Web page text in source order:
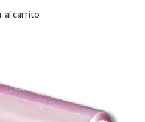
al carrito